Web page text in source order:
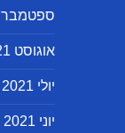
ספטמבר 2021
אוגוסט 2021
יולי 2021
יוני 2021